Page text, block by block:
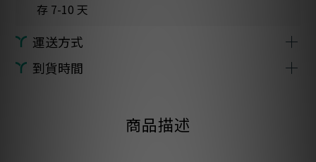
存 7-10 天
運送方式
台灣本島運費 NT$160；消費滿 NT$800，即享低
到貨時間
在出貨前透過簡訊或電子郵件通知您。
您的商品將於週三、週四或週六其中一天送達。
商品描述